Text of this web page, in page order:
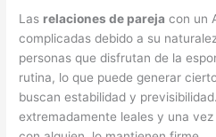
Las relaciones de pareja con un
complicadas debido a su
personas que disfrutan de la
rutina, lo que puede generar
buscan estabilidad y
extremadamente leales y una